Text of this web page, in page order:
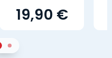
19,90 €
Sur 22Sur 2